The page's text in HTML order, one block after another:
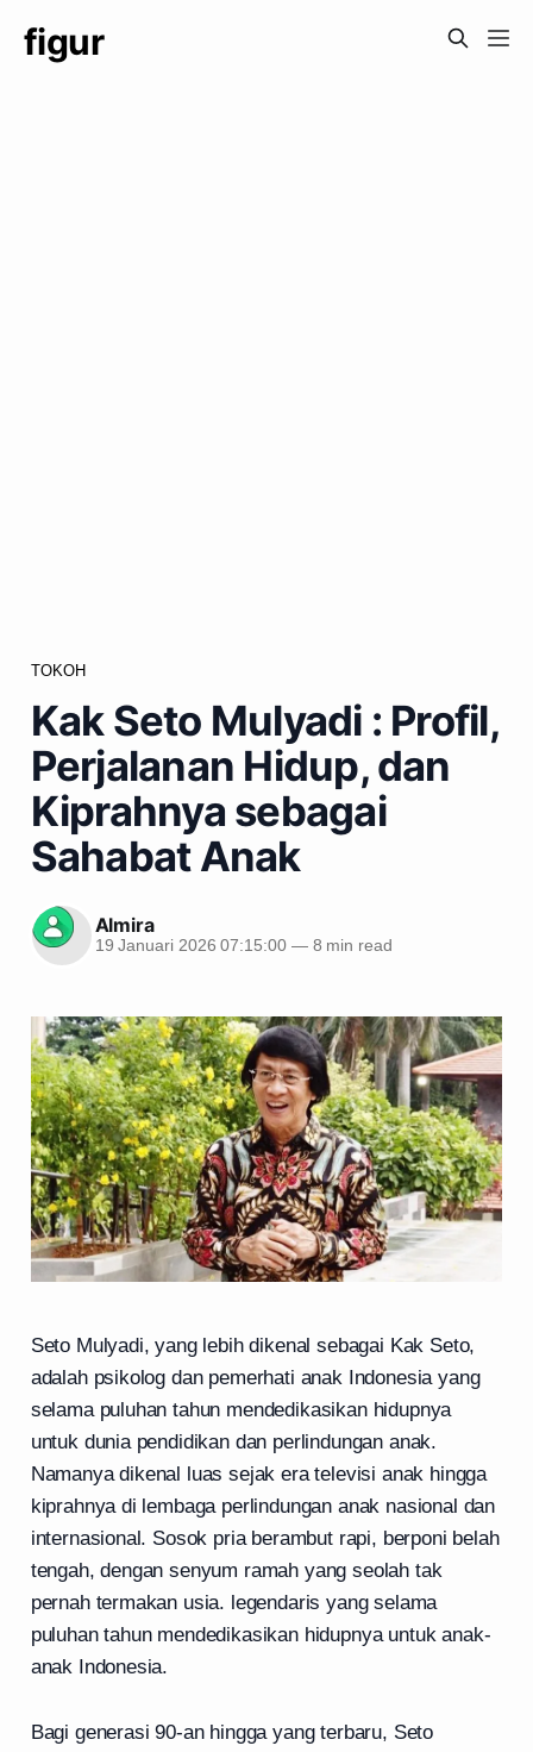
figur
TOKOH
Kak Seto Mulyadi : Profil,
Perjalanan Hidup, dan
Kiprahnya sebagai
Sahabat Anak
Almira
19 Januari 2026 07:15:00 —8 min read
Seto Mulyadi, yang lebih dikenal sebagai Kak Seto,
adalah psikolog dan pemerhati anak Indonesia yang
selama puluhan tahun mendedikasikan hidupnya
untuk dunia pendidikan dan perlindungan anak.
Namanya dikenal luas sejak era televisi anak hingga
kiprahnya di lembaga perlindungan anak nasional dan
internasional. Sosok pria berambut rapi, berponi belah
tengah, dengan senyum ramah yang seolah tak
pernah termakan usia. legendaris yang selama
puluhan tahun mendedikasikan hidupnya untuk anak-
anak Indonesia.
Bagi generasi 90-an hingga yang terbaru, Seto